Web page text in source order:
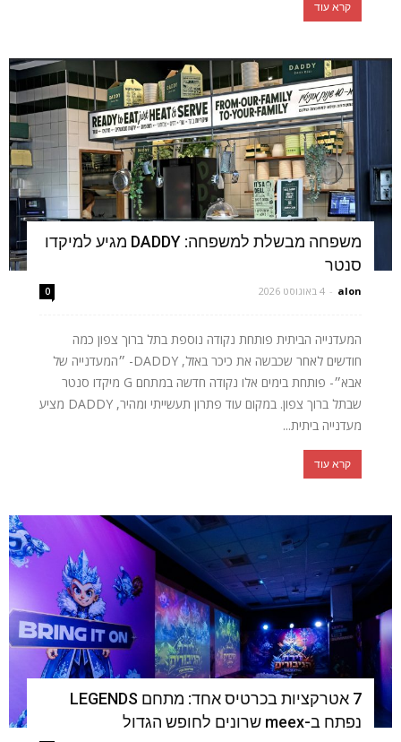
קרא עוד
משפחה מבשלת למשפחה: DADDY מגיע למיקדו
סנטר
alon
- 4 באוגוסט 2026 0
המעדנייה הביתית פותחת נקודה נוספת בתל ברוך צפון כמה
חודשים לאחר שכבשה את כיכר באזל, DADDY- ״המעדנייה של
אבא״- פותחת בימים אלו נקודה חדשה במתחם G מיקדו סנטר
שבתל ברוך צפון. במקום עוד פתרון תעשייתי ומהיר, DADDY מציע
מעדנייה ביתית...
קרא עוד
7 אטרקציות בכרטיס אחד: מתחם LEGENDS
נפתח ב-meex שרונים לחופש הגדול